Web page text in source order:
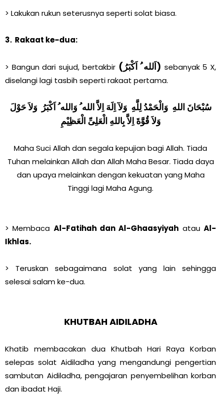
> Lakukan rukun seterusnya seperti solat biasa.
3. Rakaat ke-dua:
> Bangun dari sujud, bertakbir (اَلله ُ اَكْبَرُ) sebanyak 5 X,
diselangi lagi tasbih seperti rakaat pertama.
سُبْحَانَ اللهِ وَالْحَمْدُ لِلَّهِ وَلآ اِلَهَ اِلاَّ الله ُ وَالله ُ اَكْبَرُ وَلاَ حَوْلَ
وَلاَ قُوَّةَ اِلاَّ بِاللهِ الْعَلِىِّ الْعَظِيْمِ
Maha Suci Allah dan segala kepujian bagi Allah. Tiada
Tuhan melainkan Allah dan Allah Maha Besar. Tiada daya
dan upaya melainkan dengan kekuatan yang Maha
Tinggi lagi Maha Agung.
> Membaca Al-Fatihah dan Al-Ghaasyiyah atauAl-
Ikhlas.
> Teruskan sebagaimana solat yang lain sehingga
selesai salam ke-dua.
KHUTBAH AIDILADHA
Khatib membacakan dua Khutbah Hari Raya Korban
selepas solat Aidiladha yang mengandungi pengertian
sambutan Aidiladha, pengajaran penyembelihan korban
dan ibadat Haji.